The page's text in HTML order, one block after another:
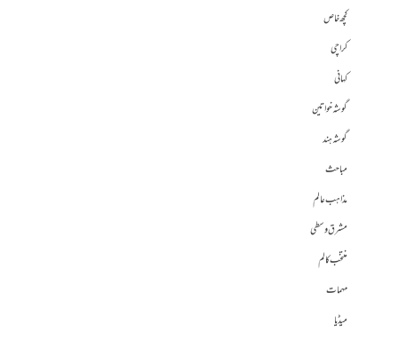
کچھ خاص
کراچی
کہانی
گوشہ خواتین
گوشہ ہند
مباحث
مذاہب عالم
مشرق وسطی
منتخب کالم
مہمات
میڈیا